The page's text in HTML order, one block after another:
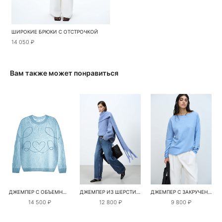
ШИРОКИЕ БРЮКИ С ОТСТРОЧКОЙ
14 050 ₽
Вам также может понравиться
ДЖЕМПЕР С ОБЪЕМНЫМ ДЕКОРОМ
14 500 ₽
ДЖЕМПЕР ИЗ ШЕРСТИ АЛЬПАКА
12 800 ₽
ДЖЕМПЕР С ЗАКРУЧЕННЫМИ КРАЯМИ
9 800 ₽